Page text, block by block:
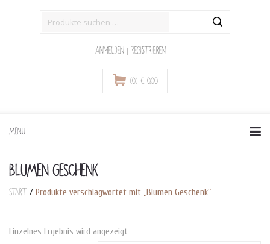
Anmelden | Registrieren
(0) € 0,00
MENU
to
BLUMEN GESCHENK
Start / Produkte verschlagwortet mit „Blumen Geschenk“
Einzelnes Ergebnis wird angezeigt